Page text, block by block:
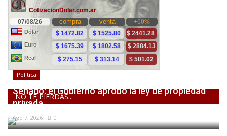
NO TE PIERDAS...
Politica
Senado: el Gobierno aprobó la ley de propiedad
privada,...
Ago 7, 2026 0